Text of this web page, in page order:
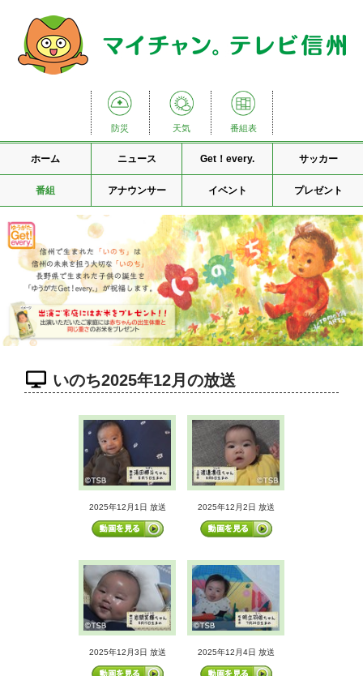
防災 天気 番組表
ホーム ニュース Get！every. サッカー
番組 アナウンサー イベント プレゼント
いのち2025年12月の放送
2025年12月1日 放送 2025年12月2日 放送
2025年12月3日 放送 2025年12月4日 放送